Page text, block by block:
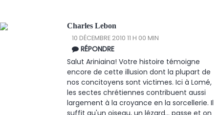
Charles Lebon
10 DÉCEMBRE 2010 11 H 00 MIN
RÉPONDRE
Salut Ariniaina! Votre histoire témoigne
encore de cette illusion dont la plupart de
nos concitoyens sont victimes. Ici à Lomé,
les sectes chrétiennes contribuent aussi
largement à la croyance en la sorcellerie. Il
suffit qu'un oiseau, un lézard... passe et on